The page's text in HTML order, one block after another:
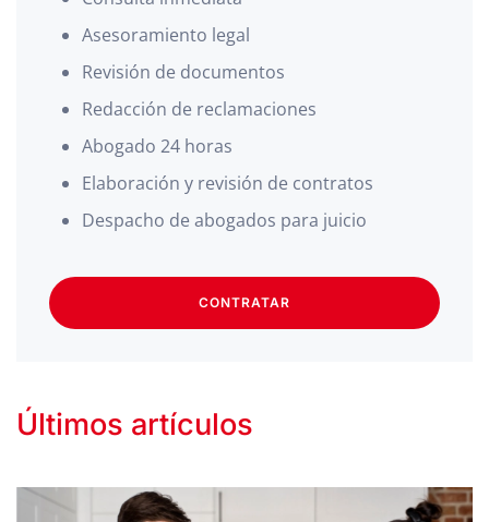
Asesoramiento legal
Revisión de documentos
Redacción de reclamaciones
Abogado 24 horas
Elaboración y revisión de contratos
Despacho de abogados para juicio
CONTRATAR
Últimos artículos